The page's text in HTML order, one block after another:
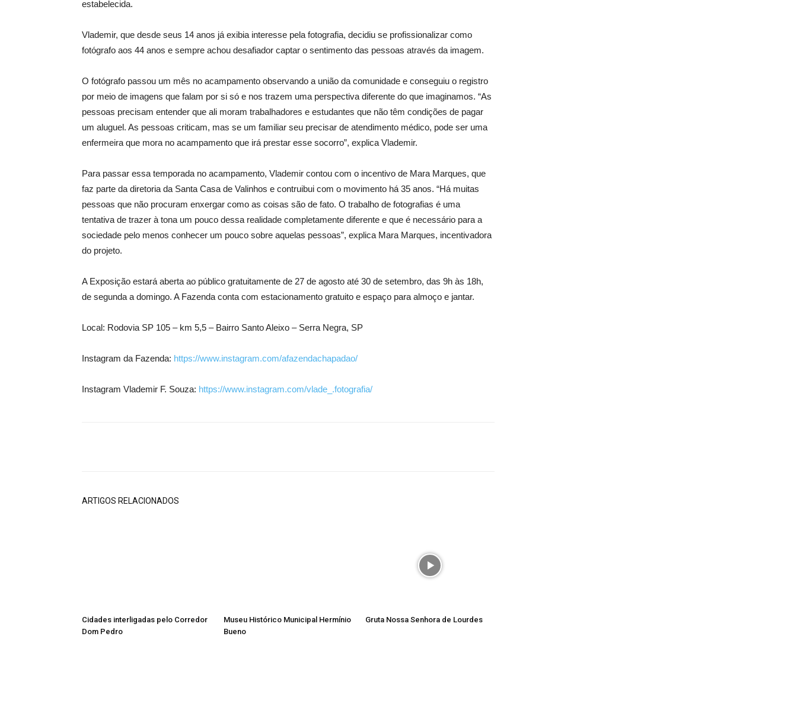
estabelecida.
Vlademir, que desde seus 14 anos já exibia interesse pela fotografia, decidiu se profissionalizar como
fotógrafo aos 44 anos e sempre achou desafiador captar o sentimento das pessoas através da imagem.
O fotógrafo passou um mês no acampamento observando a união da comunidade e conseguiu o registro
por meio de imagens que falam por si só e nos trazem uma perspectiva diferente do que imaginamos. “As
pessoas precisam entender que ali moram trabalhadores e estudantes que não têm condições de pagar
um aluguel. As pessoas criticam, mas se um familiar seu precisar de atendimento médico, pode ser uma
enfermeira que mora no acampamento que irá prestar esse socorro”, explica Vlademir.
Para passar essa temporada no acampamento, Vlademir contou com o incentivo de Mara Marques, que
faz parte da diretoria da Santa Casa de Valinhos e contruibui com o movimento há 35 anos. “Há muitas
pessoas que não procuram enxergar como as coisas são de fato. O trabalho de fotografias é uma
tentativa de trazer à tona um pouco dessa realidade completamente diferente e que é necessário para a
sociedade pelo menos conhecer um pouco sobre aquelas pessoas”, explica Mara Marques, incentivadora
do projeto.
A Exposição estará aberta ao público gratuitamente de 27 de agosto até 30 de setembro, das 9h às 18h,
de segunda a domingo. A Fazenda conta com estacionamento gratuito e espaço para almoço e jantar.
Local: Rodovia SP 105 – km 5,5 – Bairro Santo Aleixo – Serra Negra, SP
Instagram da Fazenda: https://www.instagram.com/afazendachapadao/
Instagram Vlademir F. Souza: https://www.instagram.com/vlade_.fotografia/
ARTIGOS RELACIONADOS
Cidades interligadas pelo Corredor
Dom Pedro
Museu Histórico Municipal Hermínio
Bueno
Gruta Nossa Senhora de Lourdes